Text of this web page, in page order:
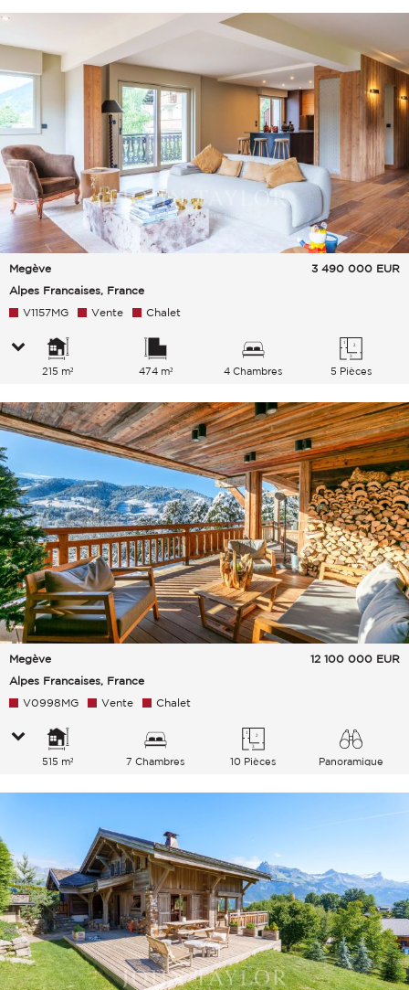
Megève
Alpes Francaises, France
3 490 000 EUR
V1157MG Vente Chalet
215 m² 474 m² 4 Chambres 5 Pièces
Megève
Alpes Francaises, France
12 100 000 EUR
V0998MG Vente Chalet
515 m² 7 Chambres 10 Pièces
Panoramique